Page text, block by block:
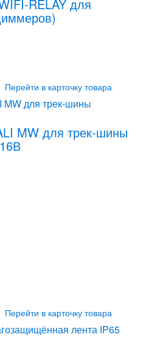
RELAY для
Перейти в карточку товара
MW для трек-шины
Перейти в карточку товара